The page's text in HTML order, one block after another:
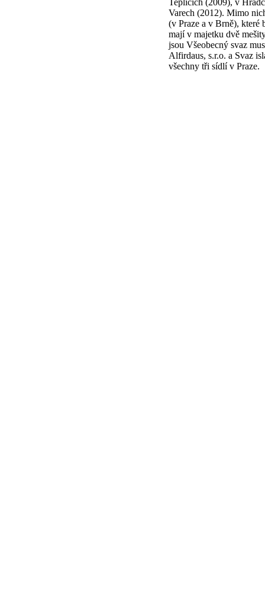
Teplicích (2009), v
Varech (2012). Mimo
(v Praze a v Brně), které
mají v majetku dvě
jsou Všeobecný svaz
Alfirdaus, s.r.o. a Svaz
všechny tři sídlí v Praze.